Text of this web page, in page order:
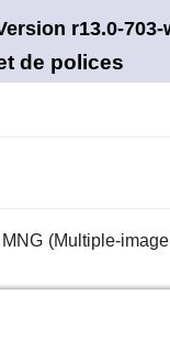
r13.0-703-
de polices
(Multiple-